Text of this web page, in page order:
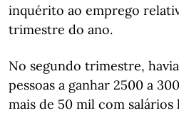
inquérito ao emprego
trimestre do ano.
No segundo trimestre,
pessoas a ganhar 2500 a
mais de 50 mil com